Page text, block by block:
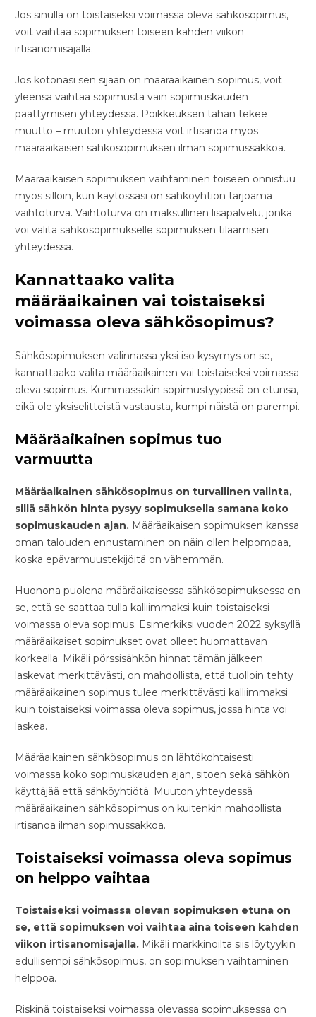
Jos sinulla on toistaiseksi voimassa oleva sähkösopimus,
voit vaihtaa sopimuksen toiseen kahden viikon
irtisanomisajalla.
Jos kotonasi sen sijaan on määräaikainen sopimus, voit
yleensä vaihtaa sopimusta vain sopimuskauden
päättymisen yhteydessä. Poikkeuksen tähän tekee
muutto – muuton yhteydessä voit irtisanoa myös
määräaikaisen sähkösopimuksen ilman sopimussakkoa.
Määräaikaisen sopimuksen vaihtaminen toiseen onnistuu
myös silloin, kun käytössäsi on sähköyhtiön tarjoama
vaihtoturva. Vaihtoturva on maksullinen lisäpalvelu, jonka
voi valita sähkösopimukselle sopimuksen tilaamisen
yhteydessä.
Kannattaako valita
määräaikainen vai toistaiseksi
voimassa oleva sähkösopimus?
Sähkösopimuksen valinnassa yksi iso kysymys on se,
kannattaako valita määräaikainen vai toistaiseksi voimassa
oleva sopimus. Kummassakin sopimustyypissä on etunsa,
eikä ole yksiselitteistä vastausta, kumpi näistä on parempi.
Määräaikainen sopimus tuo
varmuutta
Määräaikainen sähkösopimus on turvallinen valinta,
sillä sähkön hinta pysyy sopimuksella samana koko
sopimuskauden ajan. Määräaikaisen sopimuksen kanssa
oman talouden ennustaminen on näin ollen helpompaa,
koska epävarmuustekijöitä on vähemmän.
Huonona puolena määräaikaisessa sähkösopimuksessa on
se, että se saattaa tulla kalliimmaksi kuin toistaiseksi
voimassa oleva sopimus. Esimerkiksi vuoden 2022 syksyllä
määräaikaiset sopimukset ovat olleet huomattavan
korkealla. Mikäli pörssisähkön hinnat tämän jälkeen
laskevat merkittävästi, on mahdollista, että tuolloin tehty
määräaikainen sopimus tulee merkittävästi kalliimmaksi
kuin toistaiseksi voimassa oleva sopimus, jossa hinta voi
laskea.
Määräaikainen sähkösopimus on lähtökohtaisesti
voimassa koko sopimuskauden ajan, sitoen sekä sähkön
käyttäjää että sähköyhtiötä. Muuton yhteydessä
määräaikainen sähkösopimus on kuitenkin mahdollista
irtisanoa ilman sopimussakkoa.
Toistaiseksi voimassa oleva sopimus
on helppo vaihtaa
Toistaiseksi voimassa olevan sopimuksen etuna on
se, että sopimuksen voi vaihtaa aina toiseen kahden
viikon irtisanomisajalla. Mikäli markkinoilta siis löytyykin
edullisempi sähkösopimus, on sopimuksen vaihtaminen
helppoa.
Riskinä toistaiseksi voimassa olevassa sopimuksessa on